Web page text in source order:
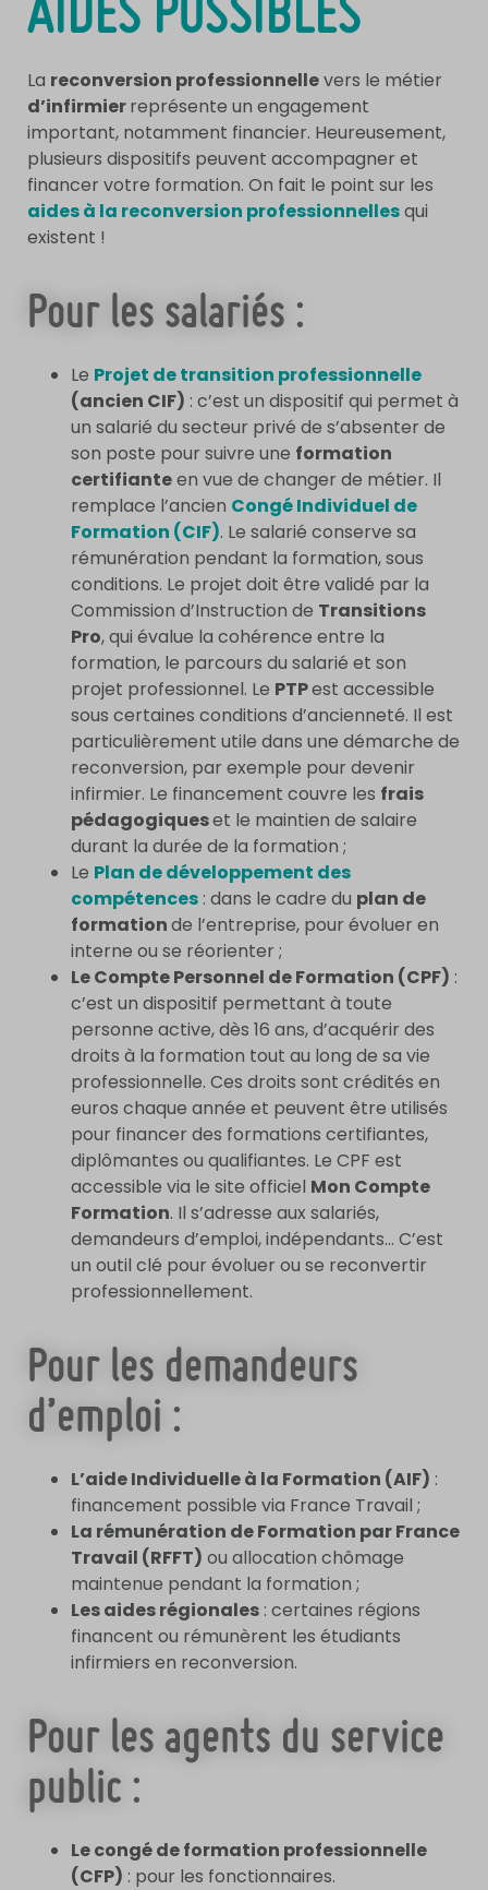
AIDES POSSIBLES
La reconversion professionnellevers le métier
d’infirmierreprésente un engagement
important, notamment financier. Heureusement,
plusieurs dispositifs peuvent accompagner et
financer votre formation. On fait le point sur les
aides à la reconversion professionnellesqui
existent !
Pour les salariés :
Le Projet de transition professionnelle
(ancien CIF) : c’est un dispositif qui permet à
un salarié du secteur privé de s’absenter de
son poste pour suivre une formation
certifianteen vue de changer de métier. Il
remplace l’ancien Congé Individuel de
Formation (CIF). Le salarié conserve sa
rémunération pendant la formation, sous
conditions. Le projet doit être validé par la
Commission d’Instruction de Transitions
Pro, qui évalue la cohérence entre la
formation, le parcours du salarié et son
projet professionnel. Le PTPest accessible
sous certaines conditions d’ancienneté. Il est
particulièrement utile dans une démarche de
reconversion, par exemple pour devenir
infirmier. Le financement couvre les frais
pédagogiqueset le maintien de salaire
durant la durée de la formation ;
Le Plan de développement des
compétences : dans le cadre du plan de
formationde l’entreprise, pour évoluer en
interne ou se réorienter ;
Le Compte Personnel de Formation (CPF) :
c’est un dispositif permettant à toute
personne active, dès 16 ans, d’acquérir des
droits à la formation tout au long de sa vie
professionnelle. Ces droits sont crédités en
euros chaque année et peuvent être utilisés
pour financer des formations certifiantes,
diplômantes ou qualifiantes. Le CPF est
accessible via le site officiel Mon Compte
Formation. Il s’adresse aux salariés,
demandeurs d’emploi, indépendants… C’est
un outil clé pour évoluer ou se reconvertir
professionnellement.
Pour les demandeurs
d’emploi :
L’aide Individuelle à la Formation (AIF) :
financement possible via France Travail ;
La rémunération de Formation par France
Travail (RFFT) ou allocation chômage
maintenue pendant la formation ;
Les aides régionales : certaines régions
financent ou rémunèrent les étudiants
infirmiers en reconversion.
Pour les agents du service
public :
Le congé de formation professionnelle
(CFP) : pour les fonctionnaires.